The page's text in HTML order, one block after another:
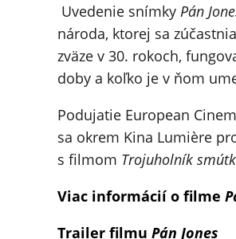
Uvedenie snímky Pán
národa, ktorej sa
zväze v 30. rokoch,
doby a koľko je v ňom
Podujatie European
sa okrem Kina Lumière
s filmom Trojuholník
Viac informácií o filme
Trailer filmu Pán Jones